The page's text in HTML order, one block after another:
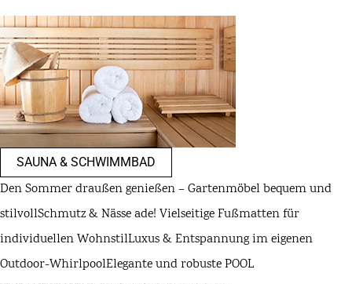
SAUNA & SCHWIMMBAD
Den Sommer draußen genießen – Gartenmöbel bequem und
stilvollSchmutz & Nässe ade! Vielseitige Fußmatten für
individuellen WohnstilLuxus & Entspannung im eigenen
Outdoor-WhirlpoolElegante und robuste POOL